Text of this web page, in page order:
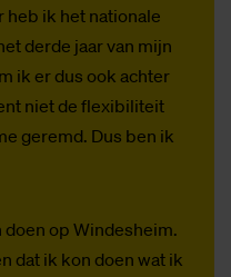
heb ik het nationale
derde jaar van mijn
ik er dus ook achter
niet de flexibiliteit
geremd. Dus ben ik
op Windesheim.
dat ik kon doen wat ik